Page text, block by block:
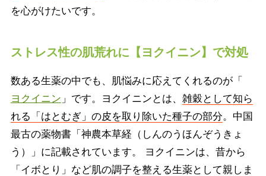
を心がけたいです。
ストレス性の肌荒れに【ヨクイニン】で対処
数ある生薬の中でも、肌悩みに応えてくれるのが「
ヨクイニン 」です。ヨクイニンとは、 雑穀として知ら
れる「はとむぎ」の皮を取り除いた種子の部分。中国
最古の薬物書「神農本草経（しんのうほんぞうきょ
う）」に記載されています。 ヨクイニンは、昔から
「イボとり」など肌の調子を整える生薬として親しま